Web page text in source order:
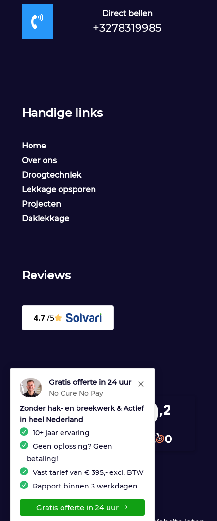

Direct bellen
+3278319985
M
Gratis offerte in 24 uur
No Cure No Pay
Zonder hak- en breekwerk & Actief
in heel Nederland
10+ jaar ervaring
Geen oplossing? Geen
betaling!
Vast tarief van € 395,- excl. BTW
Rapport binnen 3 werkdagen
Gratis offerte in 24 uur
Handige links
Home
Over ons
Droogtechniek
Lekkage opsporen
Projecten
Daklekkage
Reviews
9,2
provided by